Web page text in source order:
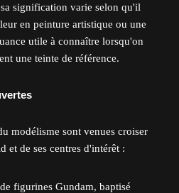
signification varie selon qu'il
en peinture artistique ou une
utile à connaître lorsqu'on
une teinte de référence.
modélisme sont venues croiser
et de ses centres d'intérêt :
figurines Gundam, baptisé